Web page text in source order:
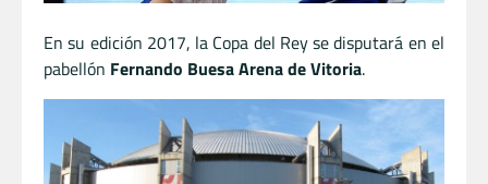
En su edición 2017, la Copa del Rey se disputará en el
pabellón Fernando Buesa Arena de Vitoria.